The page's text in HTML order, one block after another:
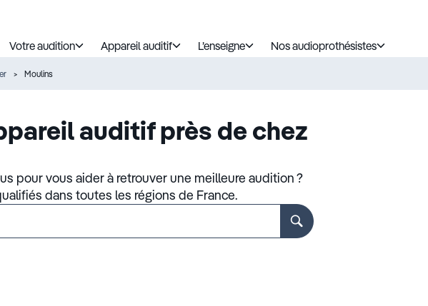
Votre audition Appareil auditif L’enseigne Nos audioprothésistes
Moulins
auditif près de chez
pour vous aider à retrouver une meilleure audition ?
dans toutes les régions de France.